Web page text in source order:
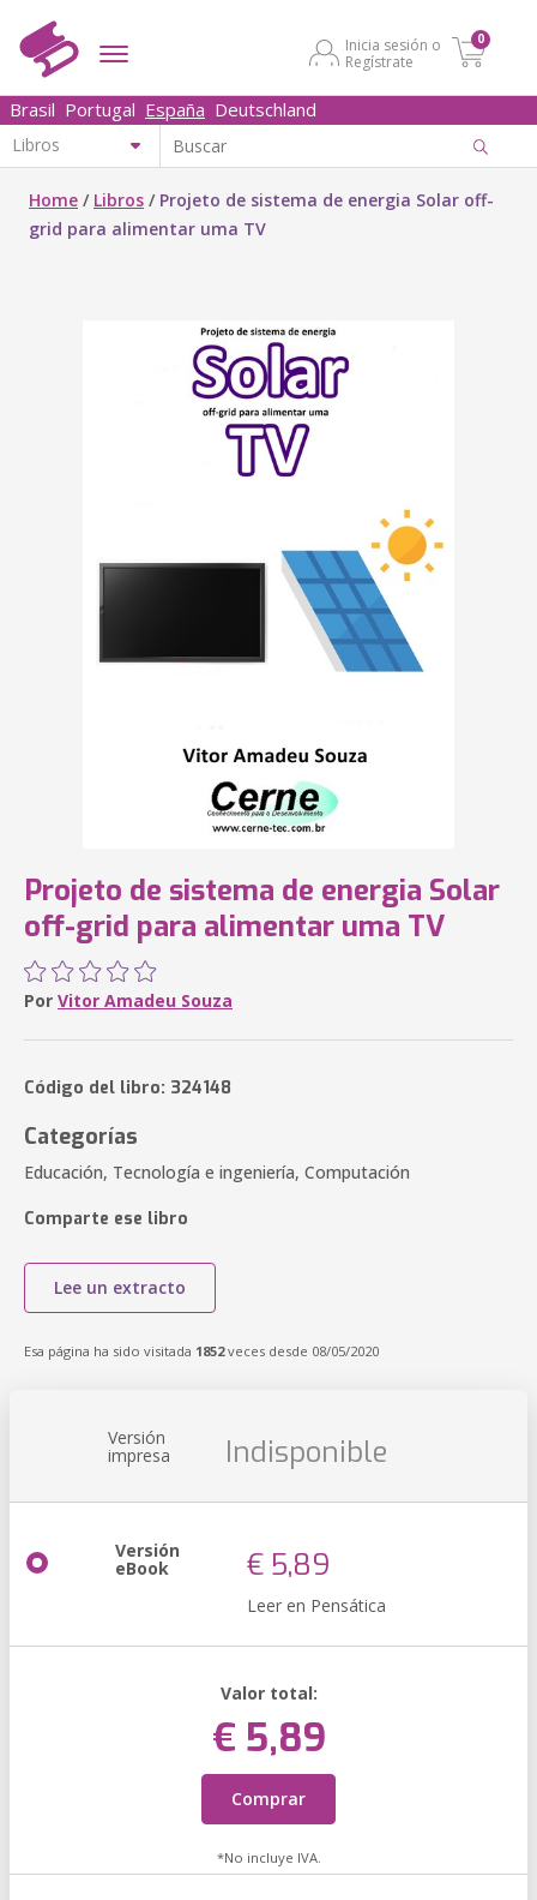
Inicia sesión o
Regístrate
0
Brasil Portugal España Deutschland
Home / Libros / Projeto de sistema de energia Solar off-
grid para alimentar uma TV
Projeto de sistema de energia Solar
off-grid para alimentar uma TV
Por Vitor Amadeu Souza
Código del libro: 324148
Categorías
Educación, Tecnología e ingeniería, Computación
Comparte ese libro
Lee un extracto
Esa página ha sido visitada 1852veces desde 08/05/2020
Versión
impresa Indisponible
Versión
eBook € 5,89
Leer en Pensática
Valor total:
€ 5,89
Comprar
*No incluye IVA.